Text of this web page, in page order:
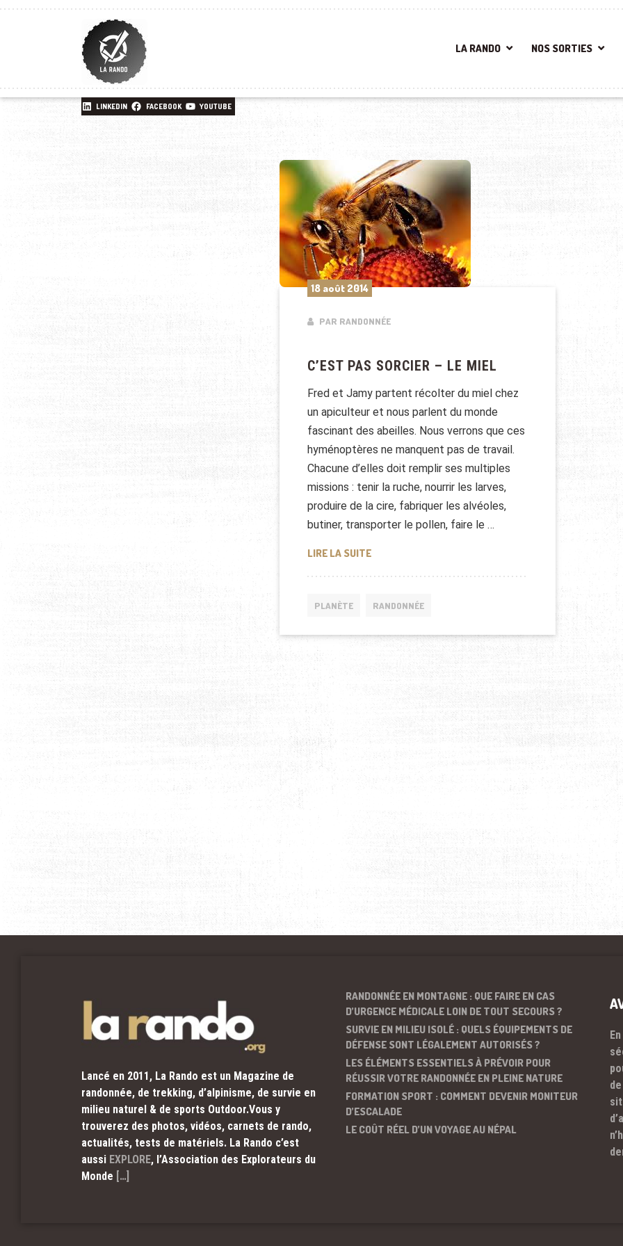
LA RANDO NOS SORTIES
LINKEDIN FACEBOOK YOUTUBE
18 août 2014
PAR RANDONNÉE
C’EST PAS SORCIER – LE MIEL
Fred et Jamy partent récolter du miel chez
un apiculteur et nous parlent du monde
fascinant des abeilles. Nous verrons que ces
hyménoptères ne manquent pas de travail.
Chacune d’elles doit remplir ses multiples
missions : tenir la ruche, nourrir les larves,
produire de la cire, fabriquer les alvéoles,
butiner, transporter le pollen, faire le …
LIRE LA SUITEC’EST PAS SORCIER – LE MIEL
PLANÈTE RANDONNÉE
Lancé en 2011, La Rando est un Magazine de
randonnée, de trekking, d’alpinisme, de survie en
milieu naturel & de sports Outdoor.Vous y
trouverez des photos, vidéos, carnets de rando,
actualités, tests de matériels. La Rando c’est
aussi EXPLORE, l’Association des Explorateurs du
Monde […]
RANDONNÉE EN MONTAGNE : QUE FAIRE EN CAS
D’URGENCE MÉDICALE LOIN DE TOUT SECOURS ?
SURVIE EN MILIEU ISOLÉ : QUELS ÉQUIPEMENTS DE
DÉFENSE SONT LÉGALEMENT AUTORISÉS ?
LES ÉLÉMENTS ESSENTIELS À PRÉVOIR POUR
RÉUSSIR VOTRE RANDONNÉE EN PLEINE NATURE
FORMATION SPORT : COMMENT DEVENIR MONITEUR
D’ESCALADE
LE COÛT RÉEL D’UN VOYAGE AU NÉPAL